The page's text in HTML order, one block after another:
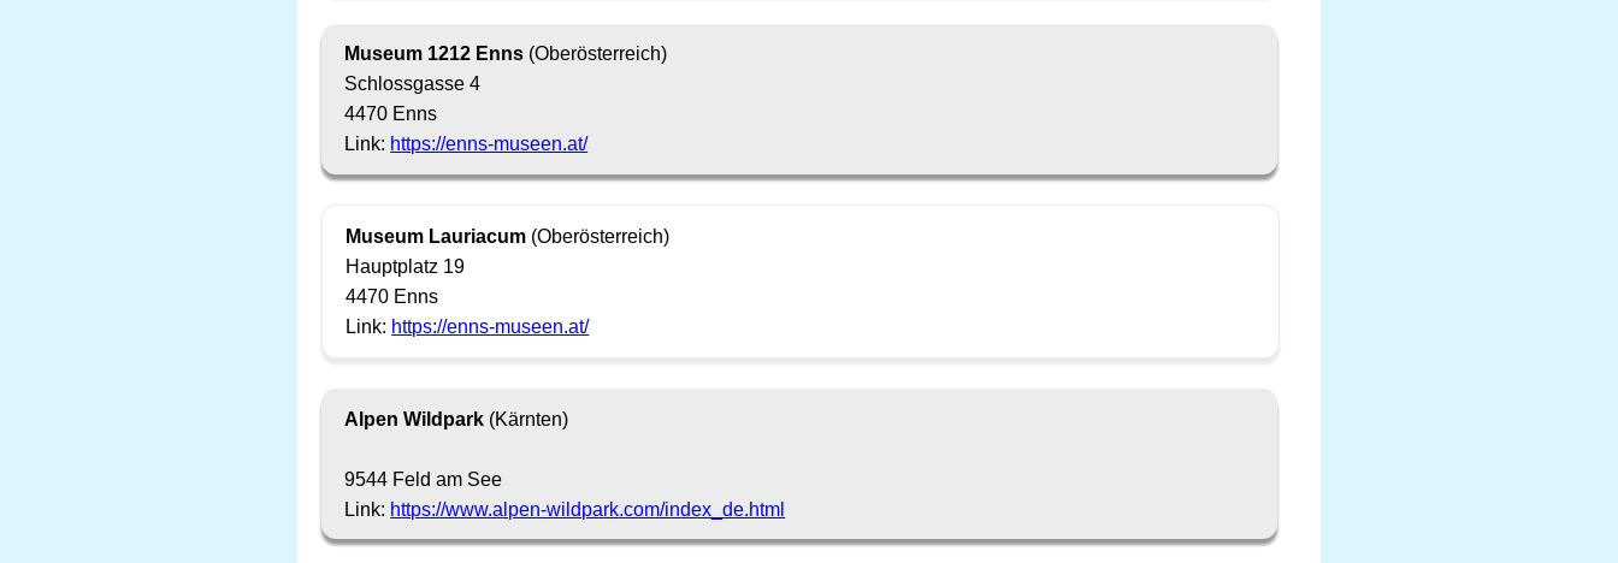
Museum 1212 Enns (Oberösterreich)
Schlossgasse 4
4470 Enns
Link: https://enns-museen.at/
Museum Lauriacum (Oberösterreich)
Hauptplatz 19
4470 Enns
Link: https://enns-museen.at/
Alpen Wildpark (Kärnten)
9544 Feld am See
Link: https://www.alpen-wildpark.com/index_de.html